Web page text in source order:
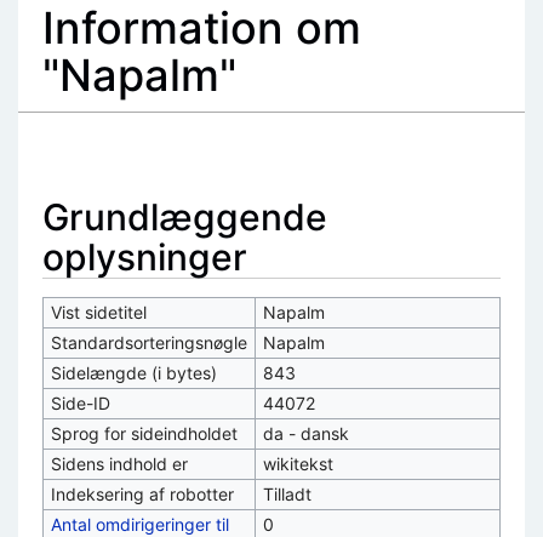
Information om
"Napalm"
Grundlæggende
oplysninger
Vist sidetitel
Napalm
Standardsorteringsnøgle
Napalm
Sidelængde (i bytes)
843
Side-ID
44072
Sprog for sideindholdet
da - dansk
Sidens indhold er
wikitekst
Indeksering af robotter
Tilladt
Antal omdirigeringer til
0